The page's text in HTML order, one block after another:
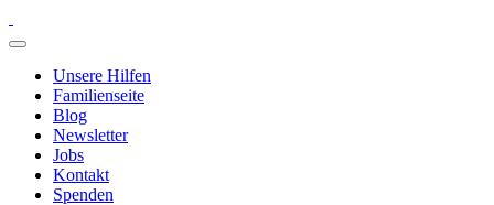
Unsere Hilfen
Familienseite
Blog
Newsletter
Jobs
Kontakt
Spenden